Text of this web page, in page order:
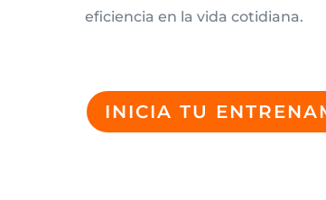
eficiencia en la vida cotidiana.
INICIA TU